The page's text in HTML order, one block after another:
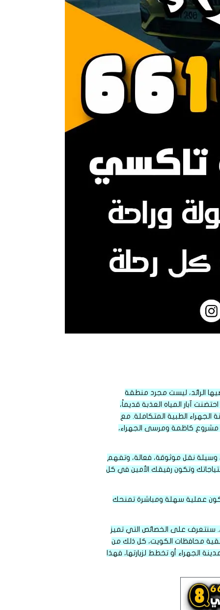
الرائد، ليست مجرد منطقة
آبار المياه العذبة قديماً،
الجهراء الطبية المتكاملة. مع
والمشاريع الواعدة التي تُقام على قدم وساق ضمن رؤية كويت جديدة 2035، مثل مشروع كاظمة ومرسى الجهراء،
وسيلة نقل موثوقة، فعالة، وتفهم
وتكون رفيقك الأمين في كل
عملية سهلة ومباشرة تمنحك
. سنتعرف على الخصائص التي تميز
محافظات الكويت، كل ذلك من
الجهراء أو تخطط لزيارتها، فهذا